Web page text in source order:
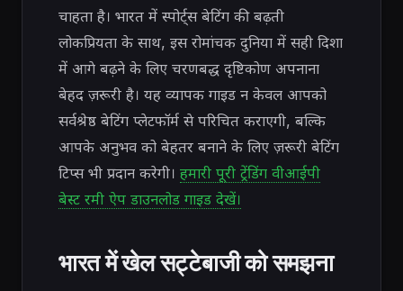
चाहता है। भारत में स्पोर्ट्स बेटिंग की बढ़ती
लोकप्रियता के साथ, इस रोमांचक दुनिया में सही दिशा
में आगे बढ़ने के लिए चरणबद्ध दृष्टिकोण अपनाना
बेहद ज़रूरी है। यह व्यापक गाइड न केवल आपको
सर्वश्रेष्ठ बेटिंग प्लेटफॉर्म से परिचित कराएगी, बल्कि
आपके अनुभव को बेहतर बनाने के लिए ज़रूरी बेटिंग
टिप्स भी प्रदान करेगी। हमारी पूरी ट्रेंडिंग वीआईपी
बेस्ट रमी ऐप डाउनलोड गाइड देखें।
भारत में खेल सट्टेबाजी को समझना